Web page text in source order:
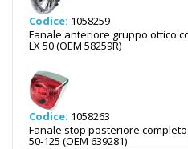
Codice: 1058259
Fanale anteriore gruppo ottico
LX 50 (OEM 58259R)
Codice: 1058263
Fanale stop posteriore
50-125 (OEM 639281)